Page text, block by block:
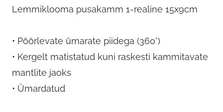
Lemmiklooma pusakamm 1-realine 15x9cm
• Pöörlevate ümarate piidega (360°)
• Kergelt matistatud kuni raskesti kammitavate
mantlite jaoks
• Ümardatud